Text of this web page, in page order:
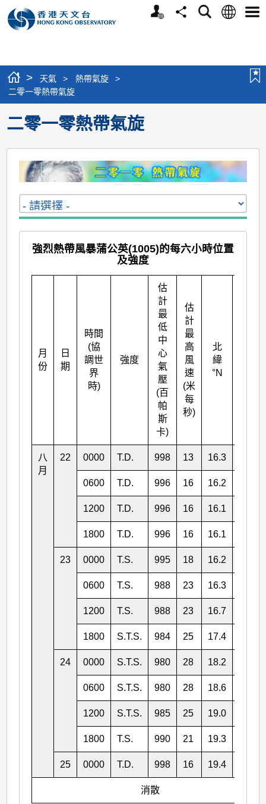
個
分
搜
語
選
> 天氣 > 熱帶氣旋
>
二零一零熱帶氣旋
二零一零熱帶氣旋
強烈熱帶風暴蒲公英(1005)的每六小時位置
及強度
月
份
日
期
時間
(協
調世
界
時)
強度
估
計
最
低
中
心
氣
壓
(百
帕
斯
卡)
估
計
最
高
風
速
(米
每
秒)
北
緯
°N
八
月
22 0000 T.D. 998 13 16.3
0600 T.D. 996 16 16.2
1200 T.D. 996 16 16.1
1800 T.D. 996 16 16.1
23 0000 T.S. 995 18 16.2
0600 T.S. 988 23 16.3
1200 T.S. 988 23 16.7
1800 S.T.S. 984 25 17.4
24 0000 S.T.S. 980 28 18.2
0600 S.T.S. 980 28 18.6
1200 S.T.S. 985 25 19.0
1800 T.S. 990 21 19.3
25 0000 T.D. 998 16 19.4
消散